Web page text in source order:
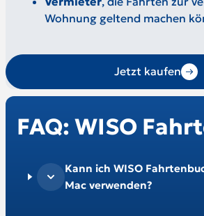
Wohnung geltend machen
Jetzt kaufen
FAQ: WISO
Kann ich WISO
Mac verwenden?